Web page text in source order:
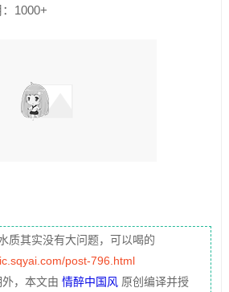
1000+
质其实没有大问题，可以喝的
post-796.html
，本文由 情醉中国风 原创编译并授